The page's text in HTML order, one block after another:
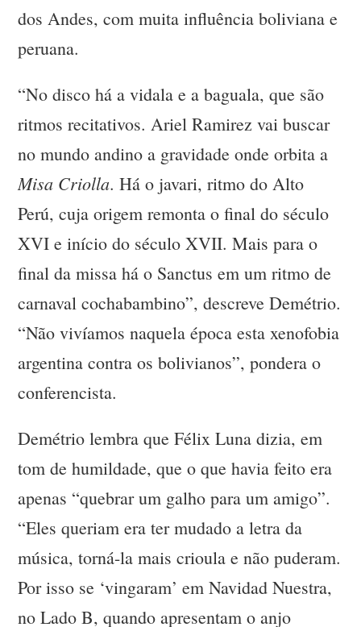
dos Andes, com muita influência boliviana e
peruana.
“No disco há a vidala e a baguala, que são
ritmos recitativos. Ariel Ramirez vai buscar
no mundo andino a gravidade onde orbita a
Misa Criolla. Há o javari, ritmo do Alto
Perú, cuja origem remonta o final do século
XVI e início do século XVII. Mais para o
final da missa há o Sanctus em um ritmo de
carnaval cochabambino”, descreve Demétrio.
“Não vivíamos naquela época esta xenofobia
argentina contra os bolivianos”, pondera o
conferencista.
Demétrio lembra que Félix Luna dizia, em
tom de humildade, que o que havia feito era
apenas “quebrar um galho para um amigo”.
“Eles queriam era ter mudado a letra da
música, torná-la mais crioula e não puderam.
Por isso se ‘vingaram’ em Navidad Nuestra,
no Lado B, quando apresentam o anjo